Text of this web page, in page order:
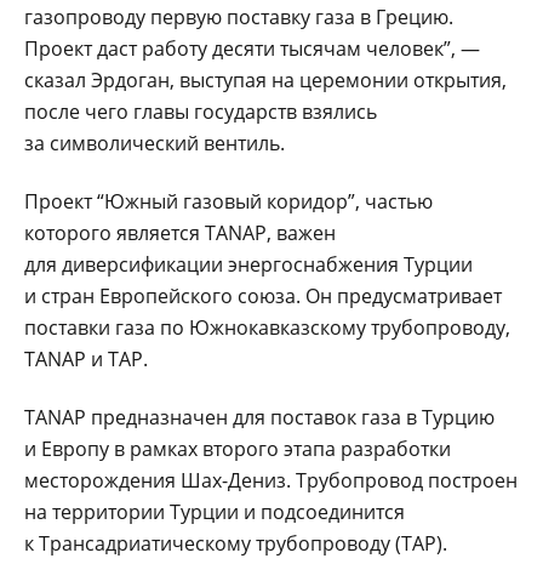
газопроводу первую поставку газа в Грецию.
Проект даст работу десяти тысячам человек”, —
сказал Эрдоган, выступая на церемонии открытия,
после чего главы государств взялись
за символический вентиль.
Проект “Южный газовый коридор”, частью
которого является TANAP, важен
для диверсификации энергоснабжения Турции
и стран Европейского союза. Он предусматривает
поставки газа по Южнокавказскому трубопроводу,
TANAP и TAP.
TANAP предназначен для поставок газа в Турцию
и Европу в рамках второго этапа разработки
месторождения Шах-Дениз. Трубопровод построен
на территории Турции и подсоединится
к Трансадриатическому трубопроводу (TAP).